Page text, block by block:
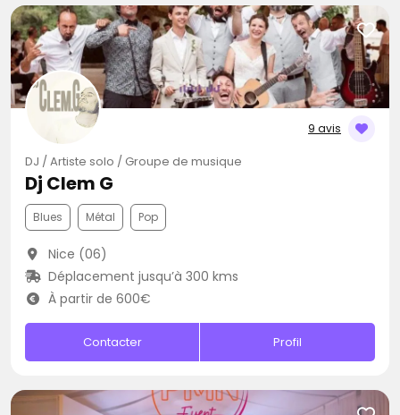
9 avis
DJ / Artiste solo / Groupe de musique
Dj Clem G
Blues Métal Pop
Nice (06)
Déplacement jusqu’à 300 kms
À partir de 600€
Contacter Profil